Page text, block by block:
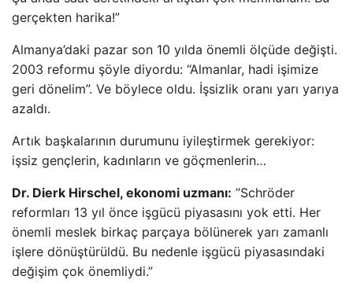
gerçekten harika!”
Almanya’daki pazar son 10 yılda önemli ölçüde değişti.
2003 reformu şöyle diyordu: “Almanlar, hadi işimize
geri dönelim”. Ve böylece oldu. İşsizlik oranı yarı yarıya
azaldı.
Artık başkalarının durumunu iyileştirmek gerekiyor:
işsiz gençlerin, kadınların ve göçmenlerin…
Dr. Dierk Hirschel, ekonomi uzmanı: ”Schröder
reformları 13 yıl önce işgücü piyasasını yok etti. Her
önemli meslek birkaç parçaya bölünerek yarı zamanlı
işlere dönüştürüldü. Bu nedenle işgücü piyasasındaki
değişim çok önemliydi.”